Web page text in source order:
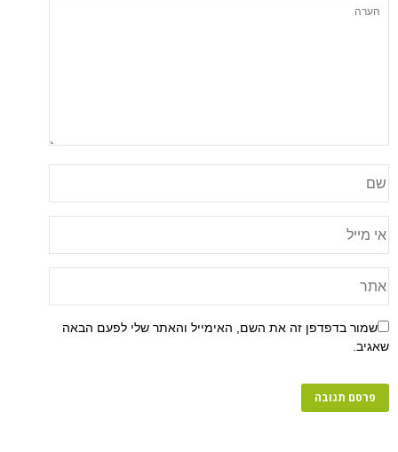
שמור בדפדפן זה את השם, האימייל והאתר שלי לפעם הבאה
שאגיב.